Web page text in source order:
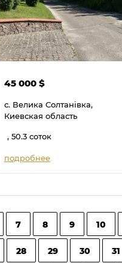
45 000 $
с. Велика Солтанівка,
Киевская область
, 50.3 соток
подробнее
7 8 9 10
28 29 30 31